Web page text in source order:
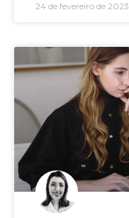
24 de fevereiro de 2023